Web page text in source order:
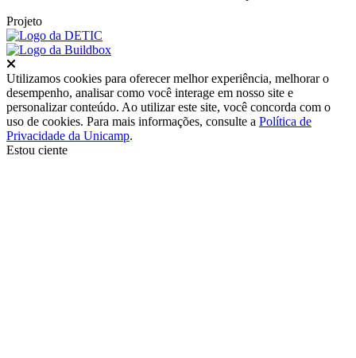
Projeto
Utilizamos cookies para oferecer melhor experiência, melhorar o
desempenho, analisar como você interage em nosso site e
personalizar conteúdo. Ao utilizar este site, você concorda com o
uso de cookies. Para mais informações, consulte a Política de
Privacidade da Unicamp.
Estou ciente